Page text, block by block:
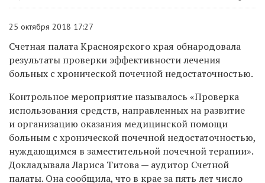
25 октября 2018 17:27
Счетная палата Красноярского края обнародовала
результаты проверки эффективности лечения
больных с хронической почечной недостаточностью.
Контрольное мероприятие называлось «Проверка
использования средств, направленных на развитие
и организацию оказания медицинской помощи
больным с хронической почечной недостаточностью,
нуждающимся в заместительной почечной терапии».
Докладывала Лариса Титова — аудитор Счетной
палаты. Она сообщила, что в крае за пять лет число